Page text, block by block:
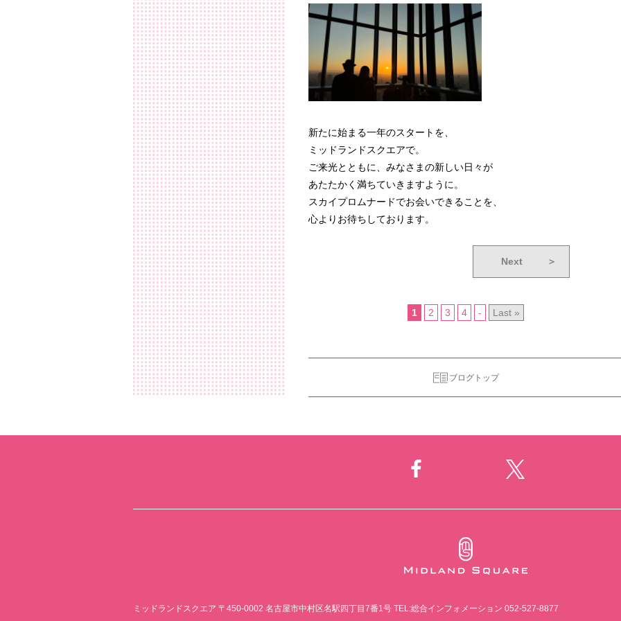
新たに始まる一年のスタートを、
ミッドランドスクエアで。
ご来光とともに、みなさまの新しい日々が
あたたかく満ちていきますように。
スカイプロムナードでお会いできることを、
心よりお待ちしております。
1 2 3 4 -
Next ＞
Last »
ブログトップ
ミッドランドスクエア 〒450-0002 名古屋市中村区名駅四丁目7番1号 TEL:総合インフォメーション 052-527-8877